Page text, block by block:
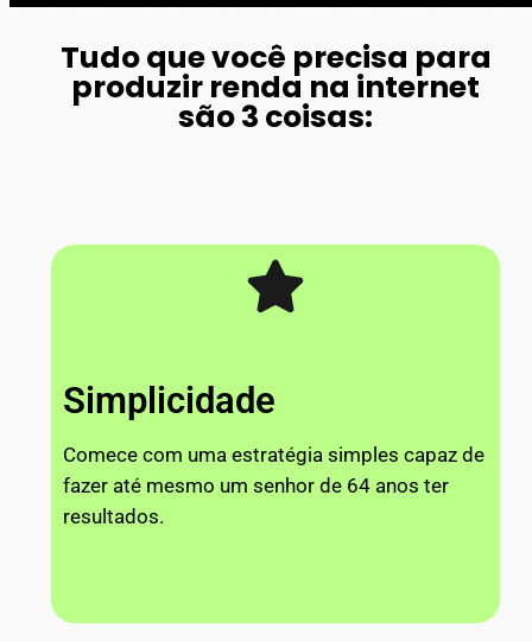
Tudo que você precisa para
produzir renda na internet
são 3 coisas:
Simplicidade
Comece com uma estratégia simples capaz de
fazer até mesmo um senhor de 64 anos ter
resultados.